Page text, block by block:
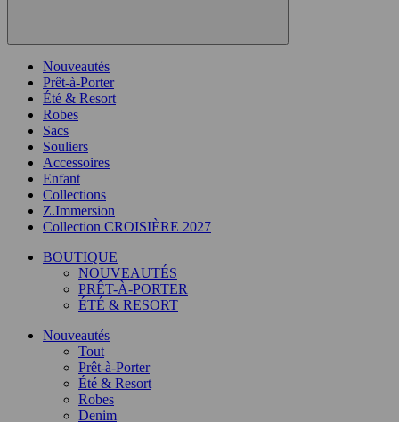
Nouveautés
Prêt-à-Porter
Été & Resort
Robes
Sacs
Souliers
Accessoires
Enfant
Collections
Z.Immersion
Collection CROISIÈRE 2027
BOUTIQUE
NOUVEAUTÉS
PRÊT-À-PORTER
ÉTÉ & RESORT
Nouveautés
Tout
Prêt-à-Porter
Été & Resort
Robes
Denim